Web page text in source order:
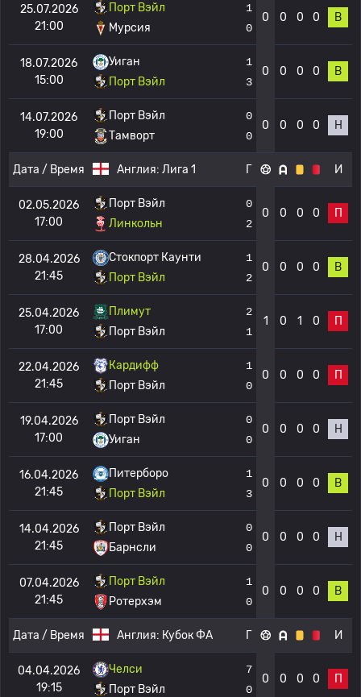
25.07.2026
21:00
Порт Вэйл
Мурсия
1
0
0 0 0 0 В
18.07.2026
15:00
Уиган
Порт Вэйл
1
3
0 0 0 0 В
14.07.2026
19:00
Порт Вэйл
Тамворт
0
0
0 0 0 0 Н
Дата / Время Англия: Лига 1 Г И
02.05.2026
17:00
Порт Вэйл
Линкольн
0
2
0 0 0 0 П
28.04.2026
21:45
Стокпорт Каунти
Порт Вэйл
1
2
0 0 0 0 В
25.04.2026
17:00
Плимут
Порт Вэйл
2
1
1 0 1 0 П
22.04.2026
21:45
Кардифф
Порт Вэйл
1
0
0 0 0 0 П
19.04.2026
17:00
Порт Вэйл
Уиган
0
0
0 0 0 0 Н
16.04.2026
21:45
Питерборо
Порт Вэйл
1
3
0 0 0 0 В
14.04.2026
21:45
Порт Вэйл
Барнсли
0
0
0 0 0 0 Н
07.04.2026
21:45
Порт Вэйл
Ротерхэм
1
0
0 0 0 0 В
Дата / Время Англия: Кубок ФА Г И
04.04.2026
19:15
Челси
Порт Вэйл
7
0
0 0 0 0 П